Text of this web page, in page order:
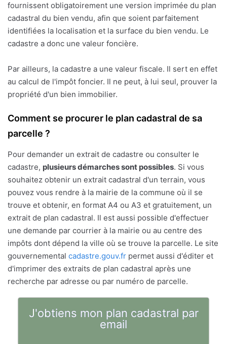
fournissent obligatoirement une version imprimée du plan
cadastral du bien vendu, afin que soient parfaitement
identifiées la localisation et la surface du bien vendu. Le
cadastre a donc une valeur foncière.
Par ailleurs, la cadastre a une valeur fiscale. Il sert en effet
au calcul de l'impôt foncier. Il ne peut, à lui seul, prouver la
propriété d'un bien immobilier.
Comment se procurer le plan cadastral de sa
parcelle ?
Pour demander un extrait de cadastre ou consulter le
cadastre, plusieurs démarches sont possibles. Si vous
souhaitez obtenir un extrait cadastral d'un terrain, vous
pouvez vous rendre à la mairie de la commune où il se
trouve et obtenir, en format A4 ou A3 et gratuitement, un
extrait de plan cadastral. Il est aussi possible d'effectuer
une demande par courrier à la mairie ou au centre des
impôts dont dépend la ville où se trouve la parcelle. Le site
gouvernemental cadastre.gouv.fr permet aussi d'éditer et
d'imprimer des extraits de plan cadastral après une
recherche par adresse ou par numéro de parcelle.
J'obtiens mon plan cadastral par
email